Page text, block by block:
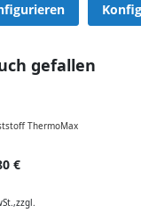
gefallen
ThermoMax
€
,zzgl.